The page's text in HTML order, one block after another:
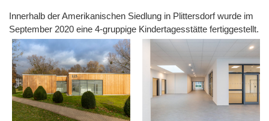
Innerhalb der Amerikanischen Siedlung in Plittersdorf wurde im
September 2020 eine 4-gruppige Kindertagesstätte fertiggestellt.